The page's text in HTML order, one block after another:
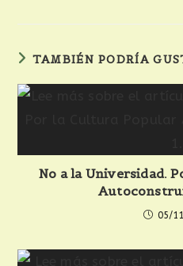
TAMBIÉN PODRÍA
No a la Universidad.
05/